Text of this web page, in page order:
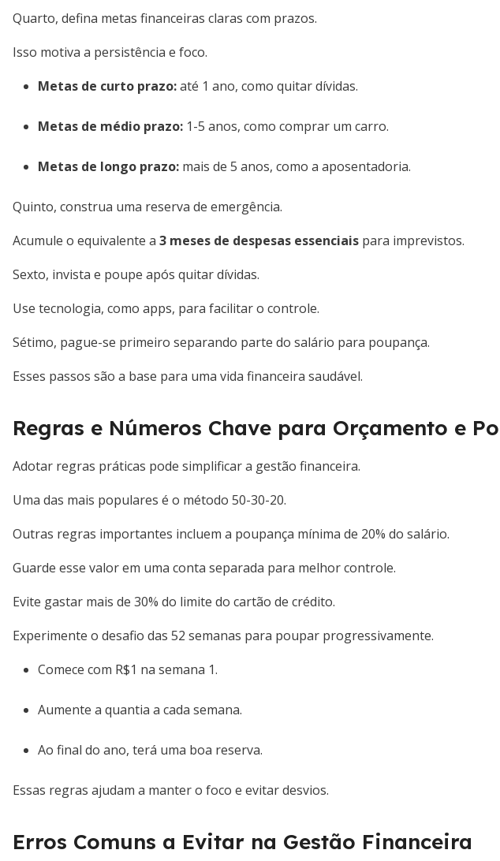
Quarto, defina metas financeiras claras com prazos.
Isso motiva a persistência e foco.
Metas de curto prazo:até 1 ano, como quitar dívidas.
Metas de médio prazo: 1-5 anos, como comprar um carro.
Metas de longo prazo: mais de 5 anos, como a aposentadoria.
Quinto, construa uma reserva de emergência.
Acumule o equivalente a 3 meses de despesas essenciais para imprevistos.
Sexto, invista e poupe após quitar dívidas.
Use tecnologia, como apps, para facilitar o controle.
Sétimo, pague-se primeiro separando parte do salário para poupança.
Esses passos são a base para uma vida financeira saudável.
Regras e Números Chave para Orçamento e
Adotar regras práticas pode simplificar a gestão financeira.
Uma das mais populares é o método 50-30-20.
Outras regras importantes incluem a poupança mínima de 20% do salário.
Guarde esse valor em uma conta separada para melhor controle.
Evite gastar mais de 30% do limite do cartão de crédito.
Experimente o desafio das 52 semanas para poupar progressivamente.
Comece com R$1 na semana 1.
Aumente a quantia a cada semana.
Ao final do ano, terá uma boa reserva.
Essas regras ajudam a manter o foco e evitar desvios.
Erros Comuns a Evitar na Gestão Financeira